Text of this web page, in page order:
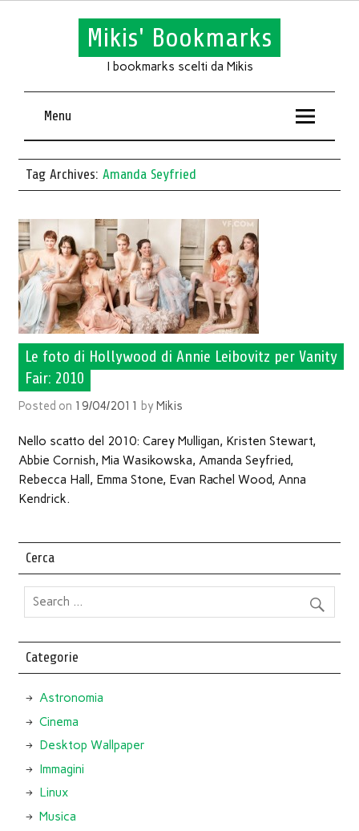
Mikis' Bookmarks
I bookmarks scelti da Mikis
Menu
Tag Archives: Amanda Seyfried
Le foto di Hollywood di Annie Leibovitz per Vanity
Fair: 2010
Posted on 19/04/2011 byMikis
Nello scatto del 2010: Carey Mulligan, Kristen Stewart,
Abbie Cornish, Mia Wasikowska, Amanda Seyfried,
Rebecca Hall, Emma Stone, Evan Rachel Wood, Anna
Kendrick.
Cerca
Categorie
Astronomia
Cinema
Desktop Wallpaper
Immagini
Linux
Musica